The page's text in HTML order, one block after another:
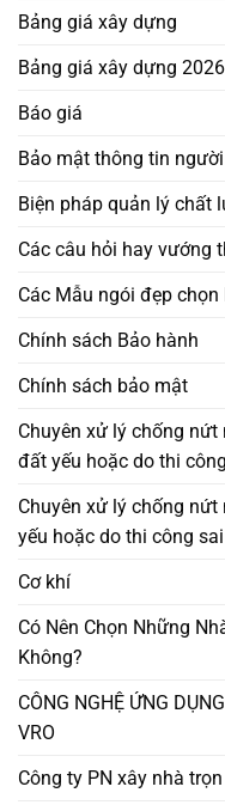
Bảng giá xây dựng
Bảng giá xây dựng 2026
Báo giá
Bảo mật thông tin
Biện pháp quản lý chất
Các câu hỏi hay vướng
Các Mẫu ngói đẹp chọn
Chính sách Bảo hành
Chính sách bảo mật
Chuyên xử lý chống
đất yếu hoặc do thi
Chuyên xử lý chống
yếu hoặc do thi công sai
Cơ khí
Có Nên Chọn Những
Không?
CÔNG NGHỆ ỨNG
VRO
Công ty PN xây nhà